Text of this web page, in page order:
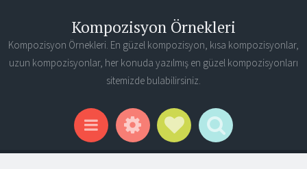
Kompozisyon Örnekleri
Kompozisyon Örnekleri. En güzel kompozisyon, kısa kompozisyonlar,
uzun kompozisyonlar, her konuda yazılmış en güzel kompozisyonları
sitemizde bulabilirsiniz.
Menu WidgetsSocial Links
Search